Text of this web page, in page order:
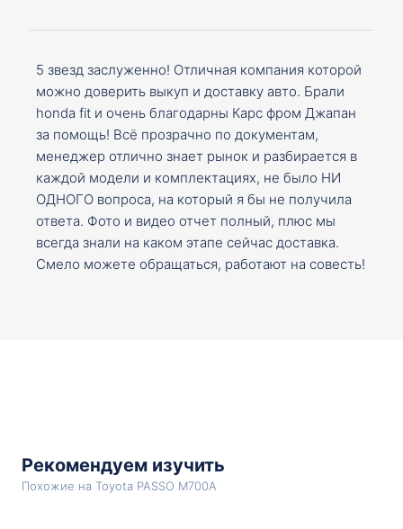
5 звезд заслуженно! Отличная компания которой
можно доверить выкуп и доставку авто. Брали
honda fit и очень благодарны Карс фром Джапан
за помощь! Всё прозрачно по документам,
менеджер отлично знает рынок и разбирается в
каждой модели и комплектациях, не было НИ
ОДНОГО вопроса, на который я бы не получила
ответа. Фото и видео отчет полный, плюс мы
всегда знали на каком этапе сейчас доставка.
Смело можете обращаться, работают на совесть!
Рекомендуем изучить
Похожие на Toyota PASSO M700A